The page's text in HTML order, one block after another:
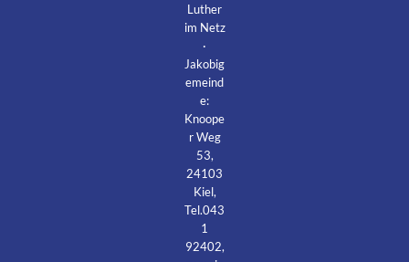
Luther
im Netz
·
Jakobig
emeind
e:
Knoope
r Weg
53,
24103
Kiel,
Tel.043
1
92402,